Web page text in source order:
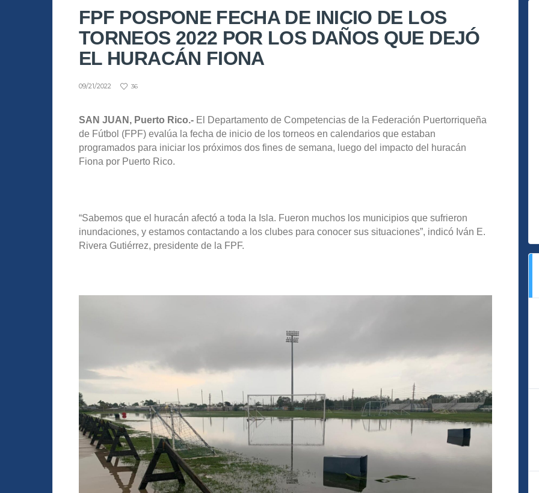
FPF POSPONE FECHA DE INICIO DE LOS
TORNEOS 2022 POR LOS DAÑOS QUE DEJÓ
EL HURACÁN FIONA
09/21/2022 36
SAN JUAN, Puerto Rico.- El Departamento de Competencias de la Federación Puertorriqueña
de Fútbol (FPF) evalúa la fecha de inicio de los torneos en calendarios que estaban
programados para iniciar los próximos dos fines de semana, luego del impacto del huracán
Fiona por Puerto Rico.
“Sabemos que el huracán afectó a toda la Isla. Fueron muchos los municipios que sufrieron
inundaciones, y estamos contactando a los clubes para conocer sus situaciones”, indicó Iván E.
Rivera Gutiérrez, presidente de la FPF.